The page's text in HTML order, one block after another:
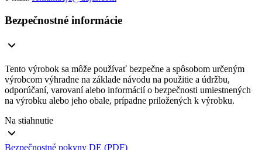
Bezpečnostné informácie
Tento výrobok sa môže používať bezpečne a spôsobom určeným
výrobcom výhradne na základe návodu na použitie a údržbu,
odporúčaní, varovaní alebo informácií o bezpečnosti umiestnených
na výrobku alebo jeho obale, prípadne priložených k výrobku.
Na stiahnutie
Bezpečnostné pokyny DE (PDF)